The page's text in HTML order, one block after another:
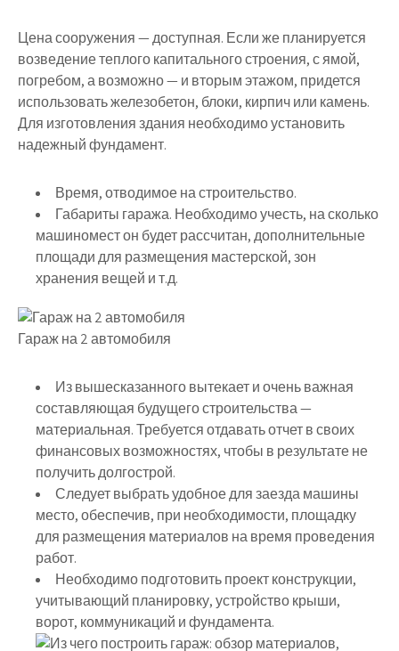
Цена сооружения — доступная. Если же планируется
возведение теплого капитального строения, с ямой,
погребом, а возможно — и вторым этажом, придется
использовать железобетон, блоки, кирпич или камень.
Для изготовления здания необходимо установить
надежный фундамент.
Время, отводимое на строительство.
Габариты гаража. Необходимо учесть, на сколько
машиномест он будет рассчитан, дополнительные
площади для размещения мастерской, зон
хранения вещей и т.д.
Гараж на 2 автомобиля
Из вышесказанного вытекает и очень важная
составляющая будущего строительства —
материальная. Требуется отдавать отчет в своих
финансовых возможностях, чтобы в результате не
получить долгострой.
Следует выбрать удобное для заезда машины
место, обеспечив, при необходимости, площадку
для размещения материалов на время проведения
работ.
Необходимо подготовить проект конструкции,
учитывающий планировку, устройство крыши,
ворот, коммуникаций и фундамента.